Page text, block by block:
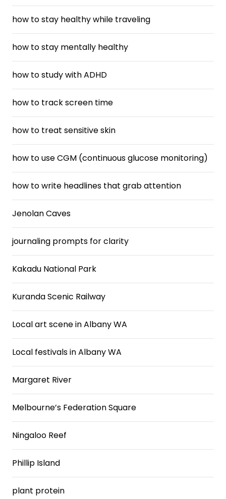
how to stay healthy while traveling
how to stay mentally healthy
how to study with ADHD
how to track screen time
how to treat sensitive skin
how to use CGM (continuous glucose monitoring)
how to write headlines that grab attention
Jenolan Caves
journaling prompts for clarity
Kakadu National Park
Kuranda Scenic Railway
Local art scene in Albany WA
Local festivals in Albany WA
Margaret River
Melbourne’s Federation Square
Ningaloo Reef
Phillip Island
plant protein